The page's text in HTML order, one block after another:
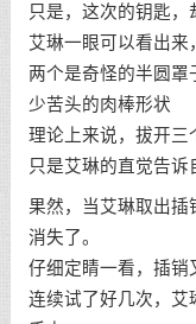
只是，这次的钥匙
艾琳一眼可以看出来
两个是奇怪的半圆罩
少苦头的肉棒形状
理论上来说，拔开三
只是艾琳的直觉告
果然，当艾琳取出插
消失了。
仔细定睛一看，插销
连续试了好几次，艾